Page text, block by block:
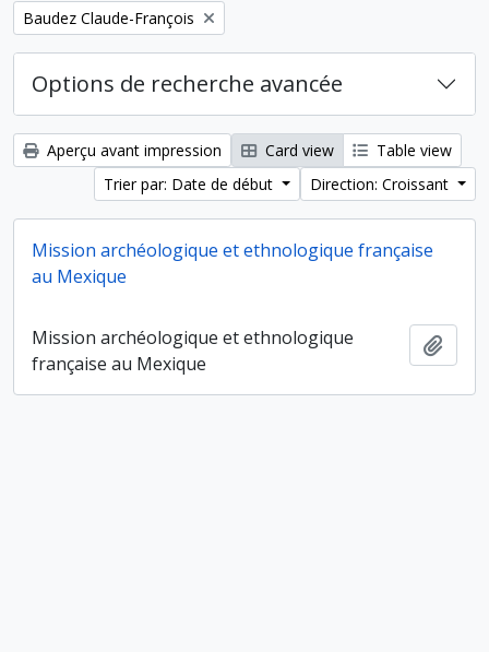
Remove filter:
Baudez Claude-François
Options de recherche avancée
Aperçu avant impression Card view
Table view
Trier par: Date de début
Direction: Croissant
Mission archéologique et ethnologique française
au Mexique
Mission archéologique et ethnologique
française au Mexique